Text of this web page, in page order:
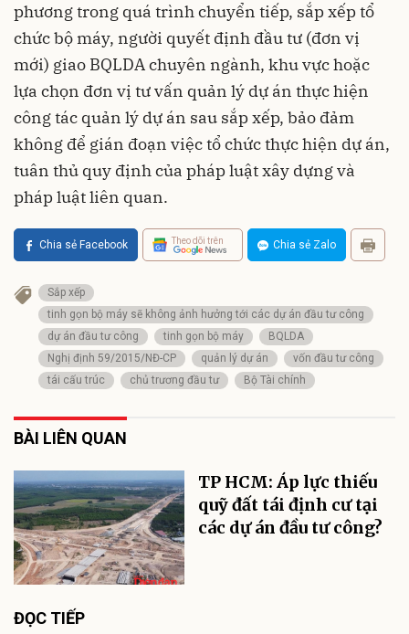
phương trong quá trình chuyển tiếp, sắp xếp tổ
chức bộ máy, người quyết định đầu tư (đơn vị
mới) giao BQLDA chuyên ngành, khu vực hoặc
lựa chọn đơn vị tư vấn quản lý dự án thực hiện
công tác quản lý dự án sau sắp xếp, bảo đảm
không để gián đoạn việc tổ chức thực hiện dự án,
tuân thủ quy định của pháp luật xây dựng và
pháp luật liên quan.
Chia sẻ Facebook Theo dõi trên Chia sẻ Zalo
Sắp xếp
tinh gọn bộ máy sẽ không ảnh hưởng tới các dự án đầu tư công
dự án đầu tư công
tinh gọn bộ máy
BQLDA
Nghị định 59/2015/NĐ-CP
quản lý dự án
vốn đầu tư công
tái cấu trúc
chủ trương đầu tư Bộ Tài chính
BÀI LIÊN QUAN
TP HCM: Áp lực thiếu
quỹ đất tái định cư tại
các dự án đầu tư công?
ĐỌC TIẾP